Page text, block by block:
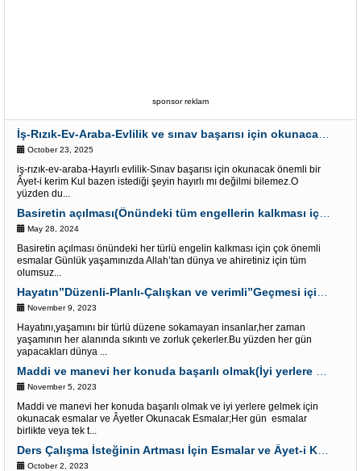
sponsor reklam
October 23, 2025
iş-rızık-ev-araba-Hayırlı evlilik-Sınav başarısı için okunacak önemli bir
Âyet-i kerim Kul bazen istediği şeyin hayırlı mı değilmi bilemez.O
yüzden du...
May 28, 2024
Basiretin açılması önündeki her türlü engelin kalkması için çok önemli
esmalar Günlük yaşamınızda Allah’tan dünya ve ahiretiniz için tüm
olumsuz...
November 9, 2023
Hayatını,yaşamını bir türlü düzene sokamayan insanlar,her zaman
yaşamının her alanında sıkıntı ve zorluk çekerler.Bu yüzden her gün
yapacakları dünya ...
November 5, 2023
Maddi ve manevi her konuda başarılı olmak ve iyi yerlere gelmek için
okunacak esmalar ve Âyetler Okunacak Esmalar;Her gün esmalar
birlikte veya tek t...
October 2, 2023